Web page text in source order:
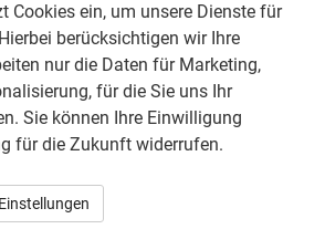
Assistenzsysteme,
und Fahrzeugdokumente.
Ausstattungen sindLED-
LED, S tronic, quattro,
360-Grad-Kamera,
Sportsitze, Sitzheizung,
digitales Cockpit, Apple
Cookies ein, um unsere Dienste für
berücksichtigen wir Ihre
nur die Daten für Marketing,
für die Sie uns Ihr
Sie können Ihre Einwilligung
für die Zukunft widerrufen.
Einstellungen